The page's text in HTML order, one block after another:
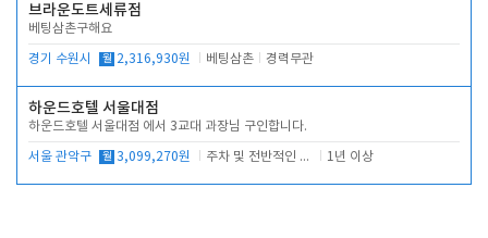
브라운도트세류점
베팅삼촌구해요
경기 수원시 월 2,316,930원 베팅삼촌 경력무관
하운드호텔 서울대점
하운드호텔 서울대점 에서 3교대 과장님 구인합니다.
서울 관악구 월 3,099,270원 주차 및 전반적인 당번업무 1년 이상